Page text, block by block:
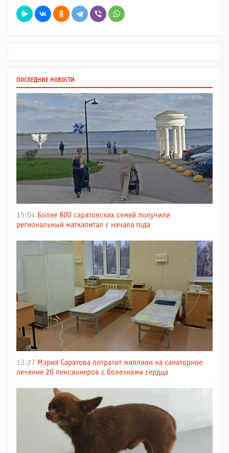
ПОСЛЕДНИЕ НОВОСТИ
15:04 Более 800 саратовских семей получили
региональный маткапитал с начала года
13:27 Мэрия Саратова потратит миллион на санаторное
лечение 20 пенсионеров с болезнями сердца